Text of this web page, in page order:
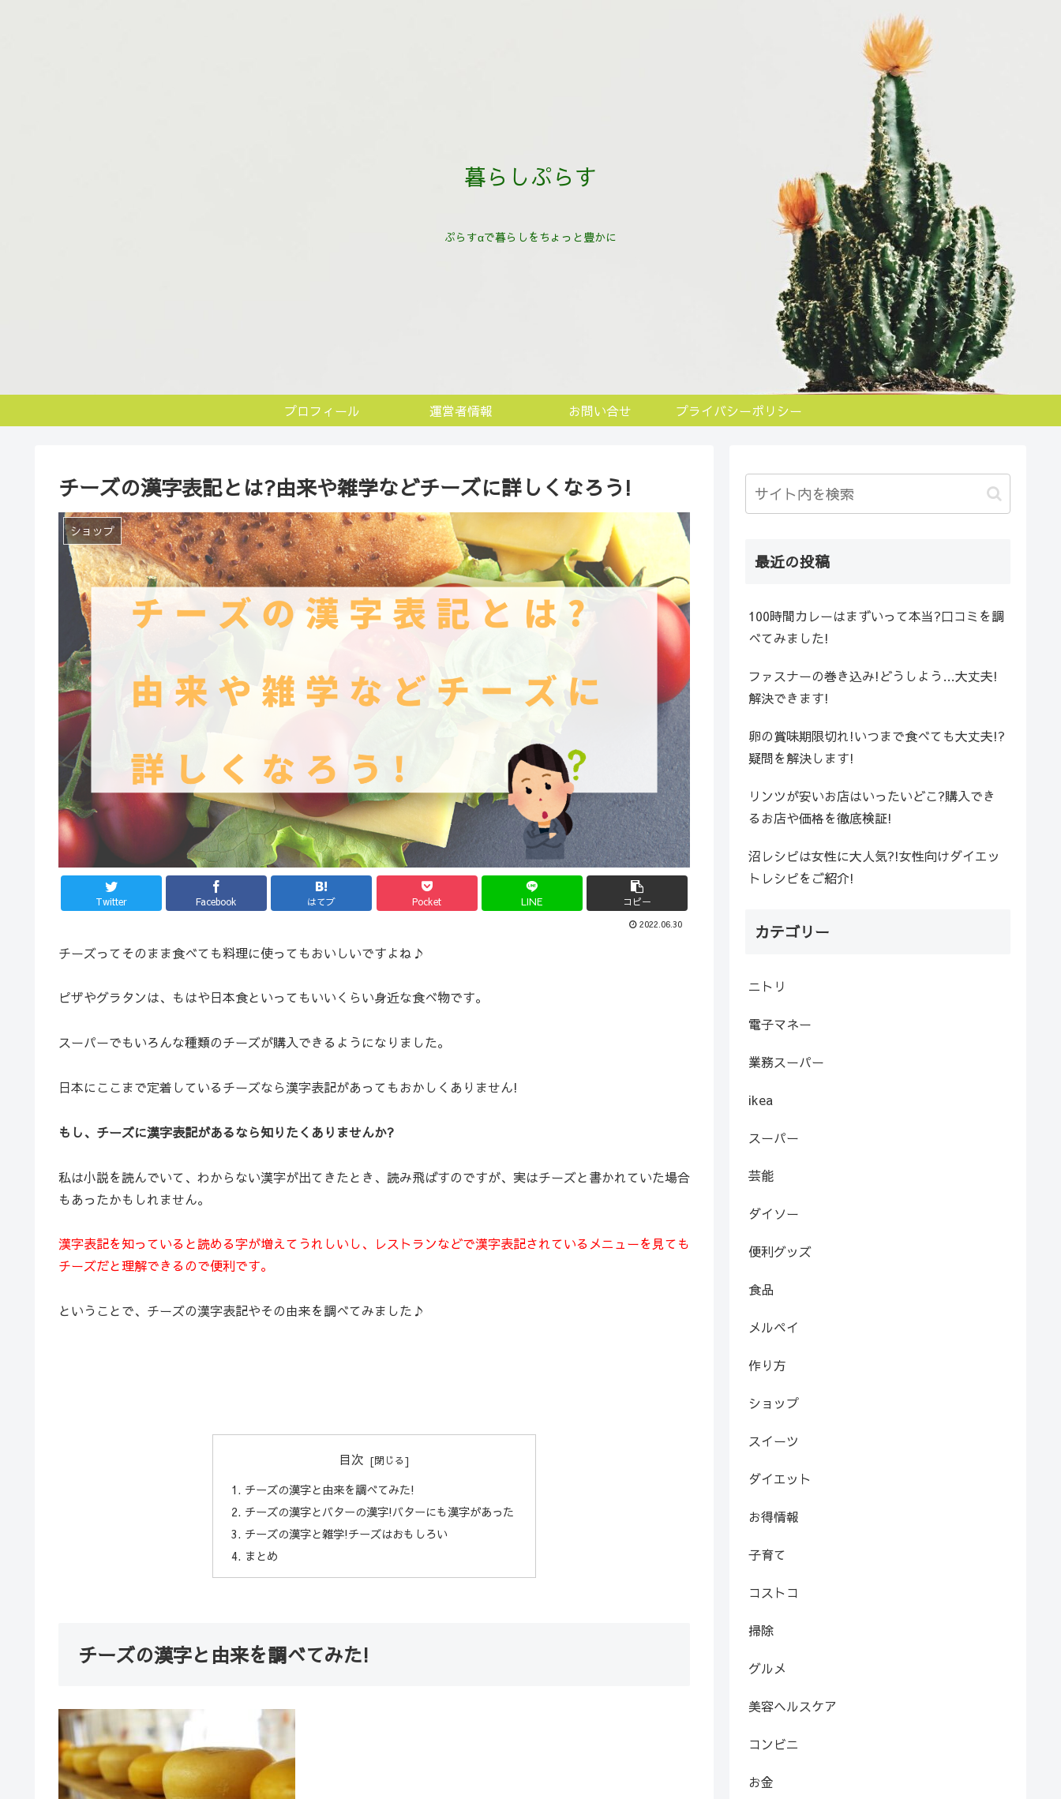
暮らしぷらす
ぷらすαで暮らしをちょっと豊かに
プロフィール 運営者情報 お問い合せ プライバシーポリシー
チーズの漢字表記とは?由来や雑学などチーズに詳しくなろう!
ショップ
Twitter Facebook はてブ Pocket LINE コピー
2022.06.30
チーズってそのまま食べても料理に使ってもおいしいですよね♪
ピザやグラタンは、もはや日本食といってもいいくらい身近な食べ物です。
スーパーでもいろんな種類のチーズが購入できるようになりました。
日本にここまで定着しているチーズなら漢字表記があってもおかしくありません!
もし、チーズに漢字表記があるなら知りたくありませんか?
私は小説を読んでいて、わからない漢字が出てきたとき、読み飛ばすのですが、実はチーズと書かれていた場合
もあったかもしれません。
漢字表記を知っていると読める字が増えてうれしいし、レストランなどで漢字表記されている メニューを見ても
チーズだと理解できるので便利です。
ということで、チーズの漢字表記やその由来を調べてみました♪
目次
チーズの漢字と由来を調べてみた!
チーズの漢字とバターの漢字!バターにも漢字があった
チーズの漢字と雑学!チーズはおもしろい
まとめ
チーズの漢字と由来を調べてみた!
最近の投稿
100時間カレーはまずいって本当?口コミを調
べてみました!
ファスナーの巻き込み!どうしよう…大丈夫!
解決できます!
卵の賞味期限切れ!いつまで食べても大丈夫!?
疑問を解決します!
リンツが安いお店はいったいどこ?購入でき
るお店や価格を徹底検証!
沼レシピは女性に大人気?!女性向けダイエッ
トレシピをご紹介!
カテゴリー
ニトリ
電子マネー
業務スーパー
ikea
スーパー
芸能
ダイソー
便利グッズ
食品
メルペイ
作り方
ショップ
スイーツ
ダイエット
お得情報
子育て
コストコ
掃除
グルメ
美容ヘルスケア
コンビニ
お金